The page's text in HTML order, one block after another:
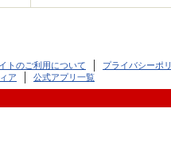
トのご利用について
プライバシーポ
ア
公式アプリ一覧